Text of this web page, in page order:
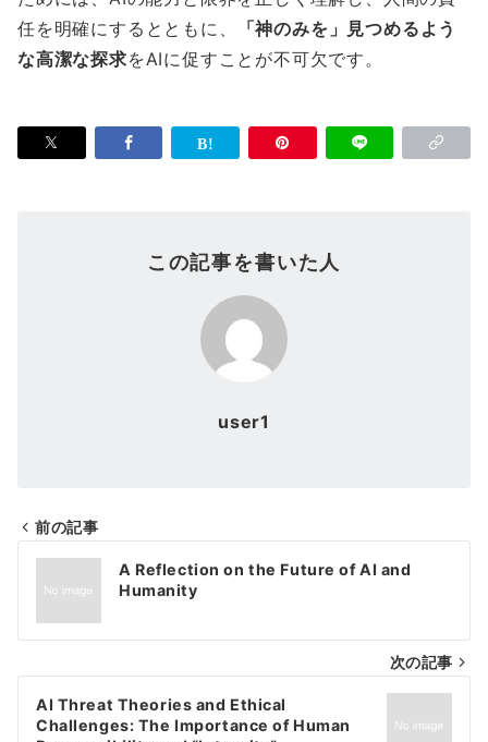
任を明確にするとともに、
「神のみを」見つめるよう
な高潔な探求をAIに促すことが不可欠です。
この記事を書いた人
user1
投
ナ
ビ
ゲ
前の記事
A Reflection on the Future of AI and
Humanity
次の記事
AI Threat Theories and Ethical
Challenges: The Importance of Human